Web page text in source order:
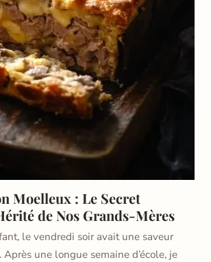
Moelleux : Le Secret
de Nos Grands-Mères
le vendredi soir avait une saveur
une longue semaine d’école, je